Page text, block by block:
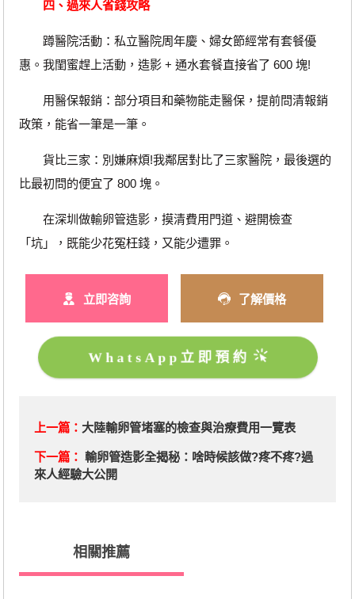
四、過來人省錢攻略
蹲醫院活動：私立醫院周年慶、婦女節經常有套餐優
惠。我閨蜜趕上活動，造影 + 通水套餐直接省了 600 塊!
用醫保報銷：部分項目和藥物能走醫保，提前問清報銷
政策，能省一筆是一筆。
貨比三家：別嫌麻煩!我鄰居對比了三家醫院，最後選的
比最初問的便宜了 800 塊。
在深圳做輸卵管造影，摸清費用門道、避開檢查
「坑」，既能少花冤枉錢，又能少遭罪。
立即咨詢 了解價格
WhatsApp立即預約
上一篇： 大陸輸卵管堵塞的檢查與治療費用一覽表
下一篇： 輸卵管造影全揭秘：啥時候該做?疼不疼?過
來人經驗大公開
相關推薦